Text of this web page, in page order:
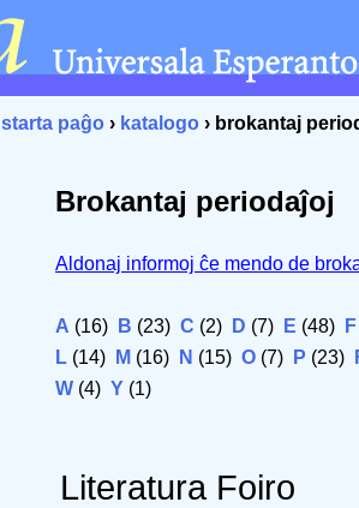
starta paĝo › katalogo › brokantaj
Brokantaj periodaĵoj
Aldonaj informoj ĉe mendo de
A (16) B (23) C (2) D (7) E (48) F
L (14) M (16) N (15) O (7) P (23)
W (4) Y (1)
Literatura Foiro